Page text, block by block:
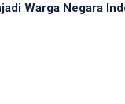
Warga Negara